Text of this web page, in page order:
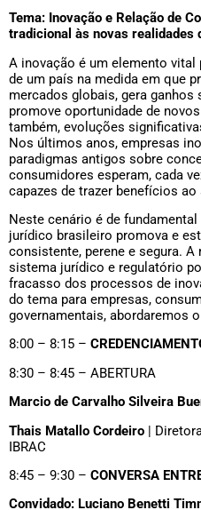
Tema: Inovação e Relação de
tradicional às novas realidades
A inovação é um elemento
de um país na medida em que
mercados globais, gera
promove oportunidade de
também, evoluções
Nos últimos anos, empresas
paradigmas antigos sobre
consumidores esperam, cada
capazes de trazer benefícios
Neste cenário é de
jurídico brasileiro promova e
consistente, perene e segura.
sistema jurídico e regulatório
fracasso dos processos de
do tema para empresas,
governamentais, abordaremos
8:00 – 8:15 –
8:30 – 8:45 – ABERTURA
Marcio de Carvalho Silveira
Thais Matallo Cordeiro |
IBRAC
8:45 – 9:30 – CONVERSA
Convidado: Luciano Benetti